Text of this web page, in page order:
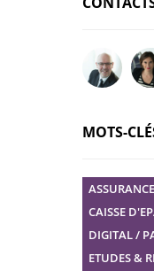
Poser
MOTS-
CAISSE
DIGITAL /
ETUDES &